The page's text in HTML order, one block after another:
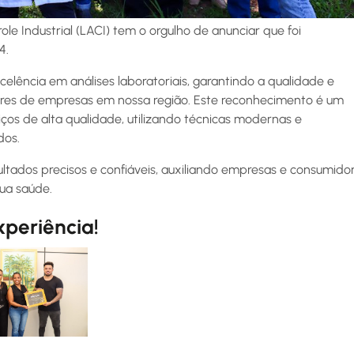
Industrial (LACI) tem o orgulho de anunciar que foi
em análises laboratoriais, garantindo a qualidade e
de empresas em nossa região. Este reconhecimento é um
de alta qualidade, utilizando técnicas modernas e
precisos e confiáveis, auxiliando empresas e
saúde.